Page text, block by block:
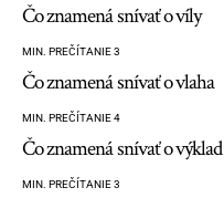
Čo znamená snívať o víly
MIN. PREČÍTANIE 3
Čo znamená snívať o vlaha
MIN. PREČÍTANIE 4
Čo znamená snívať o výklad
MIN. PREČÍTANIE 3